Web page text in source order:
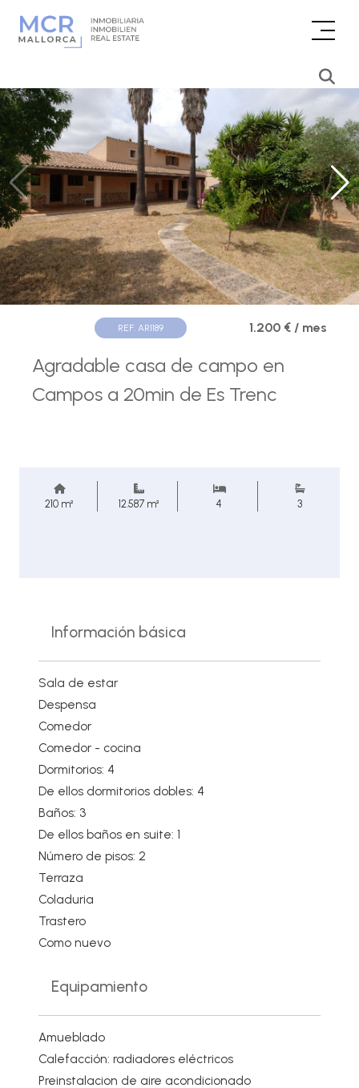
REF. AR1189 1.200 € / mes
Agradable casa de campo en
Campos a 20min de Es Trenc
210 m² 12.587 m² 4 3
Información básica
Sala de estar
Despensa
Comedor
Comedor - cocina
Dormitorios: 4
De ellos dormitorios dobles: 4
Baños: 3
De ellos baños en suite: 1
Número de pisos: 2
Terraza
Coladuria
Trastero
Como nuevo
Equipamiento
Amueblado
Calefacción: radiadores eléctricos
Preinstalacion de aire acondicionado